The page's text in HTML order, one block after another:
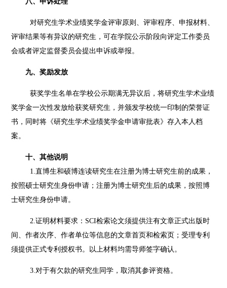
对研究生学术业绩奖学金评审原则、评审程序、申报材料、
评审结果等有异议的研究生，可在学院公示阶段向评定工作委员
会或者评定监督委员会提出申诉或举报。
九、奖励发放
获奖学生名单在学校公示期满无异议后，将研究生学术业绩
奖学金一次性发放给获奖研究生，并颁发学校统一印制的荣誉证
书，同时将《研究生学术业绩奖学金申请审批表》存入本人档
案。
十、其他说明
1.直博生和硕博连读研究生在注册为博士研究生前的成果，
按照硕士研究生身份申请；注册为博士研究生后的成果，按照博
士研究生身份申请。
2.证明材料要求：SCI检索论文须提供注有文章正式出版时
间、作者次序 、作者单位等信息的文章首页和检索页 ；受理专利
须提供正式专利授权书。以上材料均需导师签字确认。
3.对于有欠款的研究生同学，取消其参评资格。